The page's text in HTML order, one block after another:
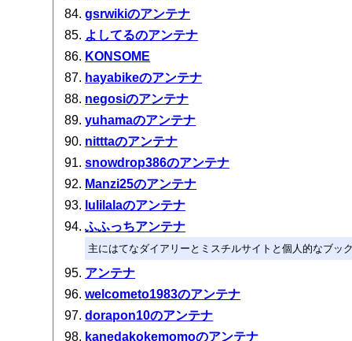
gsrwikiのアンテナ
よしてるのアンテナ
KONSOME
hayabikeのアンテナ
negosiのアンテナ
yuhamaのアンテナ
nitttaのアンテナ
snowdrop386のアンテナ
Manzi25のアンテナ
lulilalaのアンテナ
ふふっちアンテナ
主にはてなダイアリーとミスチルサイトと個人的なブッ
アンテナ
welcometo1983のアンテナ
dorapon10のアンテナ
kanedakokemomoのアンテナ